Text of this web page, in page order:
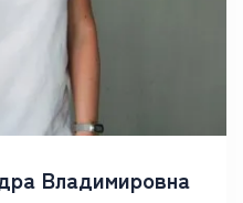
Владимировна